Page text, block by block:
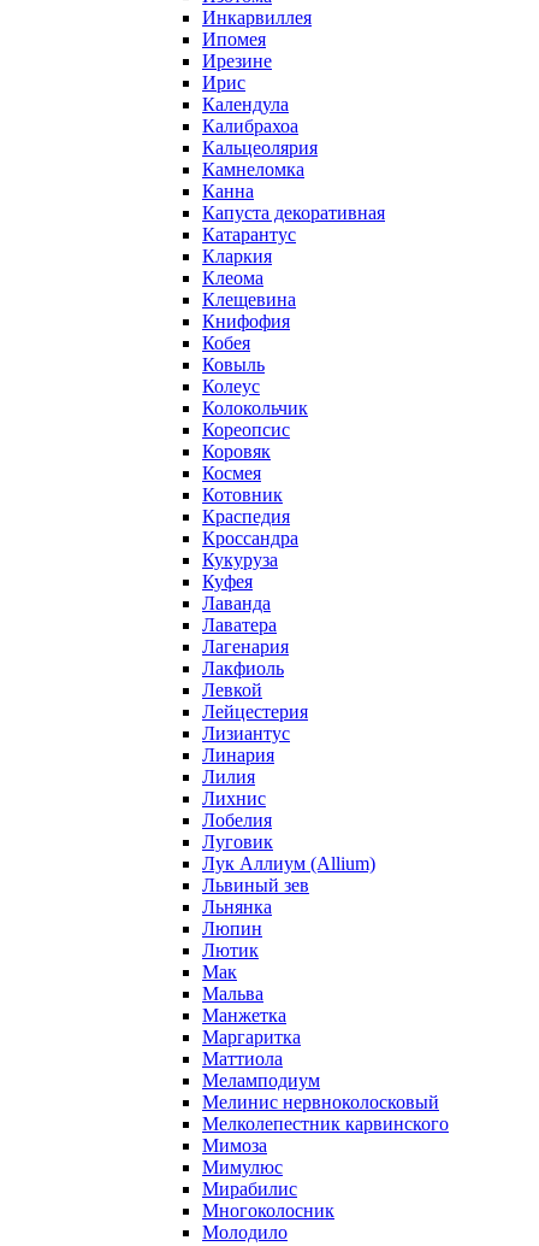
Инкарвиллея
Ипомея
Ирезине
Ирис
Календула
Калибрахоа
Кальцеолярия
Камнеломка
Канна
Капуста декоративная
Катарантус
Кларкия
Клеома
Клещевина
Книфофия
Кобея
Ковыль
Колеус
Колокольчик
Кореопсис
Коровяк
Космея
Котовник
Краспедия
Кроссандра
Кукуруза
Куфея
Лаванда
Лаватера
Лагенария
Лакфиоль
Левкой
Лейцестерия
Лизиантус
Линария
Лилия
Лихнис
Лобелия
Луговик
Лук Аллиум (Allium)
Львиный зев
Льнянка
Люпин
Лютик
Мак
Мальва
Манжетка
Маргаритка
Маттиола
Меламподиум
Мелинис нервноколосковый
Мелколепестник карвинского
Мимоза
Мимулюс
Мирабилис
Многоколосник
Молодило